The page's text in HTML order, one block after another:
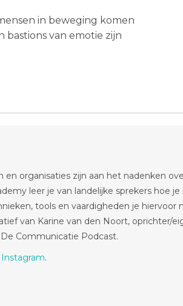
in beweging komen
bastions van emotie zijn
en organisaties zijn aan het nadenken
leer je van landelijke sprekers hoe
tools en vaardigheden je hiervoor
van Karine van den Noort, oprichter/
Communicatie Podcast.
Instagram.